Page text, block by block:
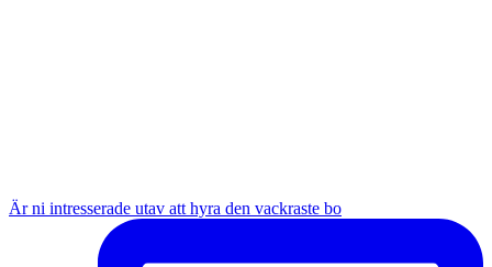
Är ni intresserade utav att hyra den vackraste bo